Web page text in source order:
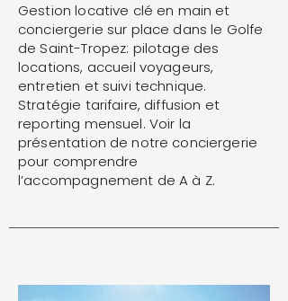
Gestion locative clé en main et
conciergerie sur place dans le Golfe
de Saint-Tropez: pilotage des
locations, accueil voyageurs,
entretien et suivi technique.
Stratégie tarifaire, diffusion et
reporting mensuel. Voir la
présentation de notre conciergerie
pour comprendre
l’accompagnement de A à Z.